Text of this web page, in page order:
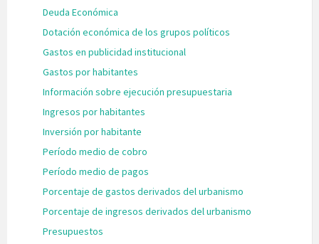
Deuda Económica
Dotación económica de los grupos políticos
Gastos en publicidad institucional
Gastos por habitantes
Información sobre ejecución presupuestaria
Ingresos por habitantes
Inversión por habitante
Período medio de cobro
Período medio de pagos
Porcentaje de gastos derivados del urbanismo
Porcentaje de ingresos derivados del urbanismo
Presupuestos